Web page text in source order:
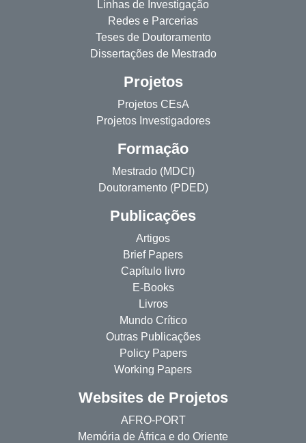
Linhas de Investigação
Redes e Parcerias
Teses de Doutoramento
Dissertações de Mestrado
Projetos
Projetos CEsA
Projetos Investigadores
Formação
Mestrado (MDCI)
Doutoramento (PDED)
Publicações
Artigos
Brief Papers
Capítulo livro
E-Books
Livros
Mundo Crítico
Outras Publicações
Policy Papers
Working Papers
Websites de Projetos
AFRO-PORT
Memória de África e do Oriente